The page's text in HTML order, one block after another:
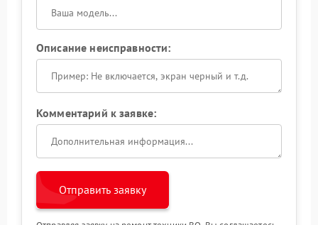
Описание неисправности:
Комментарий к заявке:
Отправить заявку